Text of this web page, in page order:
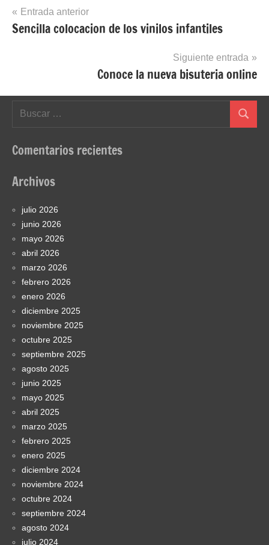
Navegación
de
Entrada anterior
Sencilla colocacion de los vinilos infantiles
Siguiente entrada
Conoce la nueva bisuteria online
Buscar
Comentarios recientes
Archivos
julio 2026
junio 2026
mayo 2026
abril 2026
marzo 2026
febrero 2026
enero 2026
diciembre 2025
noviembre 2025
octubre 2025
septiembre 2025
agosto 2025
junio 2025
mayo 2025
abril 2025
marzo 2025
febrero 2025
enero 2025
diciembre 2024
noviembre 2024
octubre 2024
septiembre 2024
agosto 2024
julio 2024